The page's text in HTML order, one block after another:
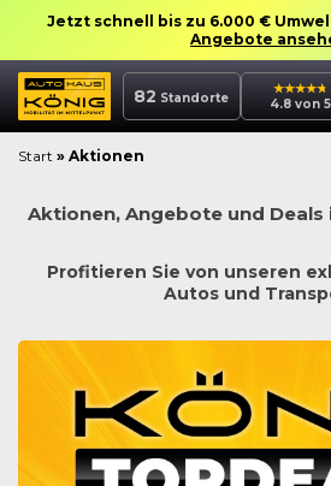
Jetzt schnell bis zu 6.000 €
Angebote
82 Standorte 4.8 von 5
Start » Aktionen
Aktionen, Angebote und Deals
Profitieren Sie von unseren
Autos und